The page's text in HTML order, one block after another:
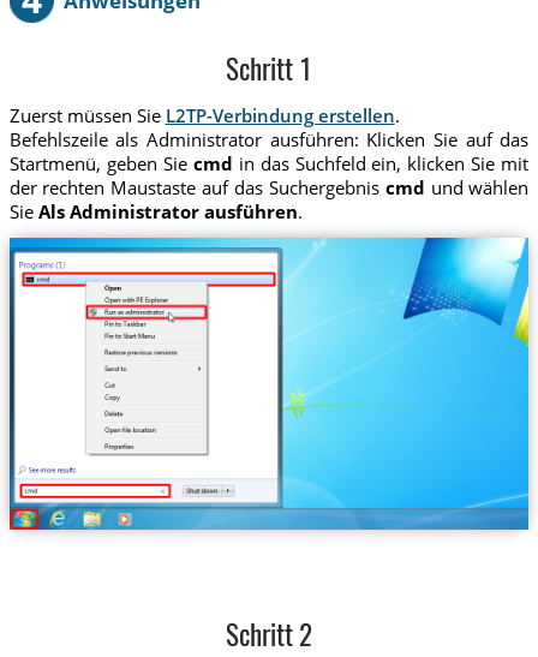
Schritt 1
Zuerst müssen Sie L2TP-Verbindung erstellen.
Befehlszeile als Administrator ausführen: Klicken Sie auf das
Startmenü, geben Sie cmd in das Suchfeld ein, klicken Sie mit
der rechten Maustaste auf das Suchergebnis cmd und wählen
Sie Als Administrator ausführen.
Schritt 2